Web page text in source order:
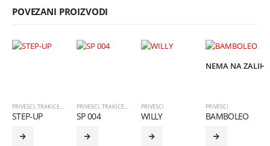
POVEZANI PROIZVODI
PRIVESCI,TRAKICE I ELEMENTI
STEP-UP
PRIVESCI,TRAKICE I ELEMENTI
SP 004
PRIVESCI
WILLY
NEMA NA
PRIVESCI
BAMBOLEO